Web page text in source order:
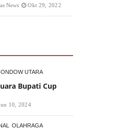
News Okt 29, 2022
UTARA
Bupati Cup
10, 2024
OLAHRAGA